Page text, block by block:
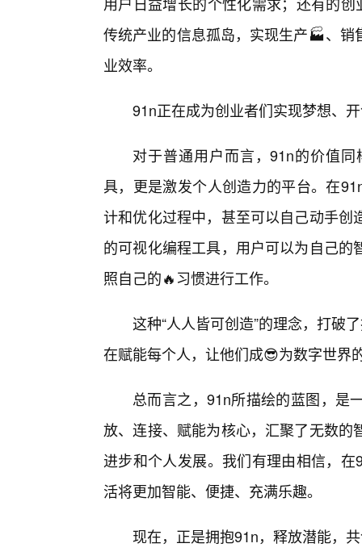
传统产业的信息孤岛，实现生产🏭、
业效率。
91n正在成为创业者们实现梦想、
对于普通用户而言，91n的价值
具，更是激发个人创造力的平台。在
计和优化过程中，甚至可以自己动手
的可视化编程工具，用户可以为自己
照自己的🔥习惯进行工作。
这种“人人皆可创造”的理念，打破
在赋能每个人，让他们成😎为数字世界
总而言之，91n所描绘的蓝图，是
放、连接、赋能为核心，汇聚了无数
进步和个人发展。我们有理由相信，
活将更加智能、便捷、充满乐趣。
现在，正是拥抱91n，释放潜能，